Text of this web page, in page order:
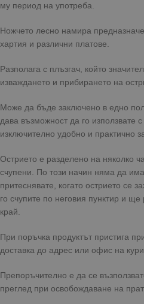
му период на употреба.
Ножчето лесно намира
хартия и различни платове.
Разполага с плъзгач, който
изваждането и прибирането на
Може да бъде заключено в едно
дава възможност да го използвате
изключително удобно и практично
Острието е разделено на няколко
счупени. По този начин няма да
притеснявате, когато острието се
го счупите по неговия пунктир и ще
край.
При поръчка продуктът пристига
доставка до адрес или офис на
Препоръчително е да се
преглед при освобождаване на